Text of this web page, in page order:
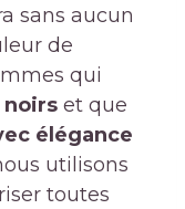
sans aucun
de
qui
noirs et que
élégance
utilisons
toutes